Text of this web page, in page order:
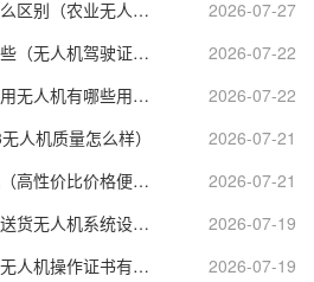
无人机行业机跟农业机有什么区别（农业无人机属于什么分类）
2026-07-27
无人机驾驶证教员条件有哪些（无人机驾驶证培训师资要求）
2026-07-22
警用无人机有哪些用途（警用无人机有哪些用途呢）
2026-07-22
人机质量怎么样）
2026-07-21
高性价比价格便宜的无人机（高性价比价格便宜的无人机推荐）
2026-07-21
物流送货无人机系统（物流送货无人机系统设计）
2026-07-19
无人机操作证是技能证吗（无人机操作证书有哪些）
2026-07-19